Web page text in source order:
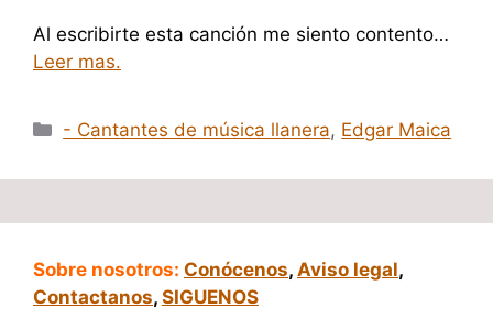
Al escribirte esta canción me siento contento…
Leer mas.
Categorías
- Cantantes de música llanera, Edgar Maica
Sobre nosotros: Conócenos, Aviso legal,
Contactanos, SIGUENOS